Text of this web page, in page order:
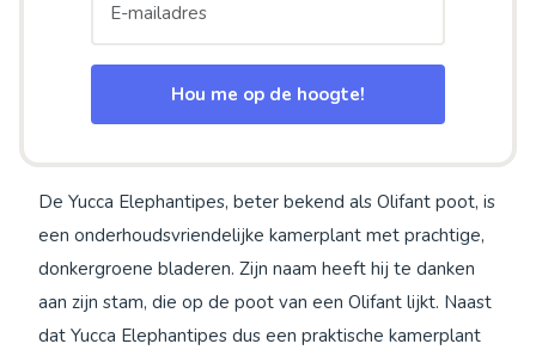
Hou me op de hoogte!
De Yucca Elephantipes, beter bekend als Olifant poot, is
een onderhoudsvriendelijke kamerplant met prachtige,
donkergroene bladeren. Zijn naam heeft hij te danken
aan zijn stam, die op de poot van een Olifant lijkt. Naast
dat Yucca Elephantipes dus een praktische kamerplant